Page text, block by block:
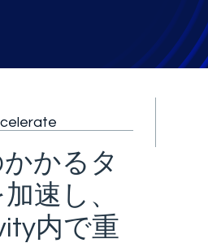
かるタ
速し、
内で重